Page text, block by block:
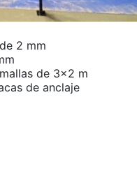
2 mm
de 3×2 m
de anclaje